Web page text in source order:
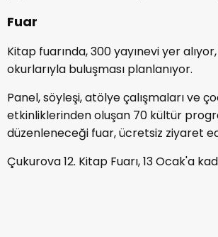
Fuar
Kitap fuarında, 300 yayınevi yer
okurlarıyla buluşması planlanıyor.
Panel, söyleşi, atölye çalışmaları ve
etkinliklerinden oluşan 70 kültür
düzenleneceği fuar, ücretsiz ziyaret
Çukurova 12. Kitap Fuarı, 13 Ocak'a